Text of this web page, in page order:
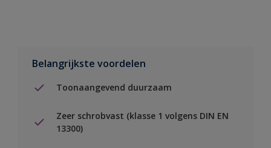
Belangrijkste voordelen
Toonaangevend duurzaam
Zeer schrobvast (klasse 1 volgens DIN EN
13300)